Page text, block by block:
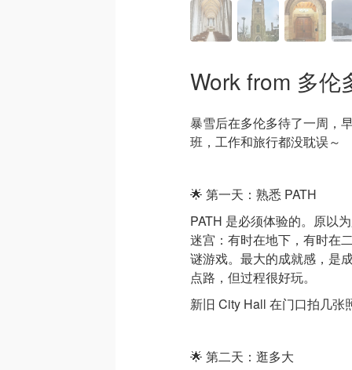
Work from 多伦
暴雪后在多伦多待了一周，
班，工作和旅行都没耽误～
🌟 第一天：熟悉 PATH
PATH 是必须体验的。原以
迷宫：有时在地下，有时在
谜游戏。最大的成就感，是
点路，但过程很好玩。
新旧 City Hall 在门口拍几张
🌟 第二天：逛多大